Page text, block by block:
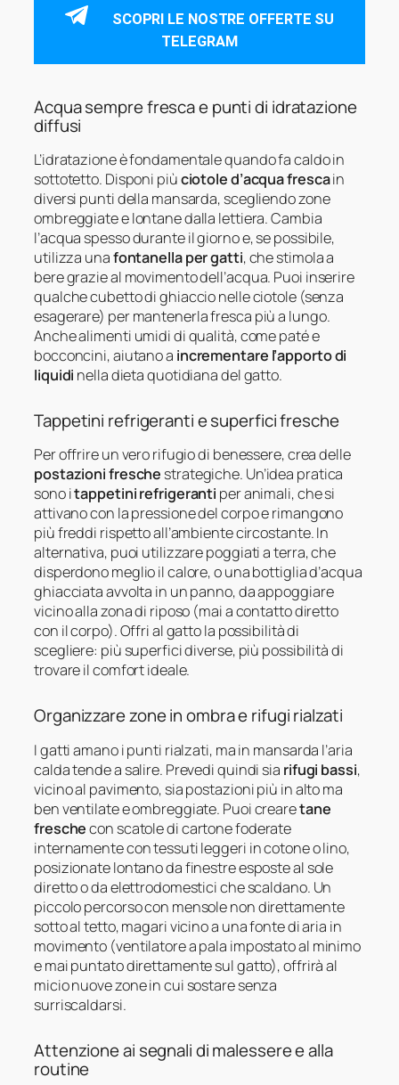
SCOPRI LE NOSTRE OFFERTE SU
TELEGRAM
Acqua sempre fresca e punti di idratazione
diffusi
L’idratazione è fondamentale quando fa caldo in
sottotetto. Disponi piùciotole d’acqua frescain
diversi punti della mansarda, scegliendo zone
ombreggiate e lontane dalla lettiera. Cambia
l’acqua spesso durante il giorno e, se possibile,
utilizza unafontanella per gatti, che stimola a
bere grazie al movimento dell’acqua. Puoi inserire
qualche cubetto di ghiaccio nelle ciotole (senza
esagerare) per mantenerla fresca più a lungo.
Anche alimenti umidi di qualità, come paté e
bocconcini, aiutano a incrementare l’apporto di
liquidi nella dieta quotidiana del gatto.
Tappetini refrigeranti e superfici fresche
Per offrire un vero rifugio di benessere, crea delle
postazioni fresche strategiche. Un’idea pratica
sono itappetini refrigeranti per animali, che si
attivano con la pressione del corpo e rimangono
più freddi rispetto all’ambiente circostante. In
alternativa, puoi utilizzarepoggiati a terra, che
disperdono meglio il calore, o una bottiglia d’acqua
ghiacciata avvolta in un panno, da appoggiare
vicino alla zona di riposo (mai a contatto diretto
con il corpo). Offri al gatto la possibilità di
scegliere: più superfici diverse, più possibilità di
trovare il comfort ideale.
Organizzare zone in ombra e rifugi rialzati
I gatti amano i punti rialzati, ma in mansarda l’aria
calda tende a salire. Prevedi quindi sia rifugi bassi,
vicino al pavimento, sia postazioni più in alto ma
ben ventilate e ombreggiate. Puoi crearetane
freschecon scatole di cartone foderate
internamente con tessuti leggeri in cotone o lino,
posizionate lontano da finestre esposte al sole
diretto o da elettrodomestici che scaldano. Un
piccolo percorso con mensole non direttamente
sotto al tetto, magari vicino a una fonte di aria in
movimento (ventilatore a pala impostato al minimo
e mai puntato direttamente sul gatto), offrirà al
micio nuove zone in cui sostare senza
surriscaldarsi.
Attenzione ai segnali di malessere e alla
routine